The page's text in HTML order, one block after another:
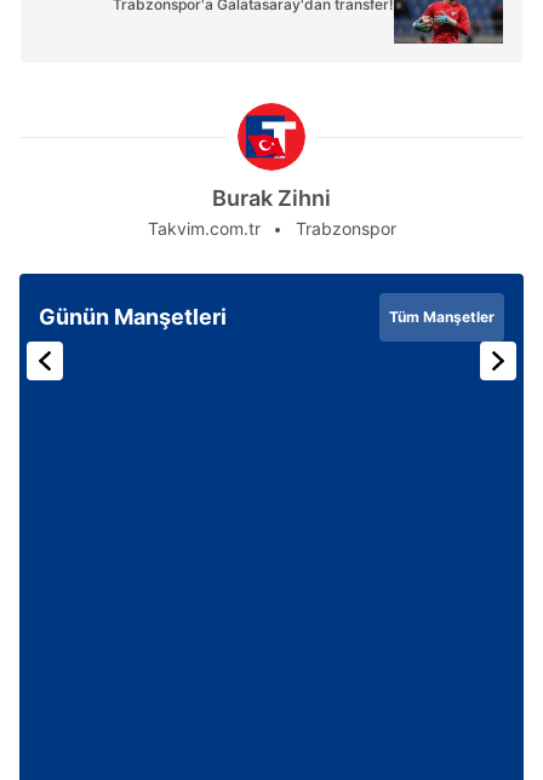
Trabzonspor'a Galatasaray'dan transfer!
Burak Zihni
Takvim.com.tr Trabzonspor
Günün Manşetleri Tüm Manşetler